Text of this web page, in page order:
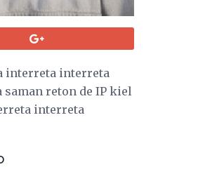
interreta interreta
saman reton de IP kiel
interreta